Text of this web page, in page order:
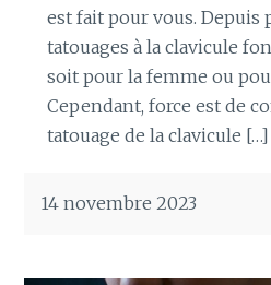
est fait pour vous. Depuis
tatouages à la clavicule
soit pour la femme ou
Cependant, force est de
tatouage de la clavicule […]
14 novembre 2023